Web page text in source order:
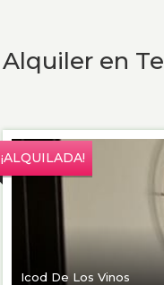
Alquiler en
¡ALQUILADA!
Icod De Los Vinos